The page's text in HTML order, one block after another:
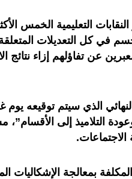
التعليمية الخمس
في كل التعديلات
عن تفاؤلهم إزاء نتائج
الذي سيتم توقيعه
التلاميذ إلى
الاجتماعات.
المكلفة بمعالجة